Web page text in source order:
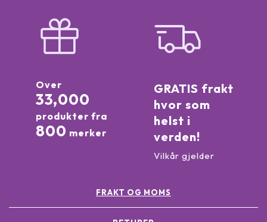
Over
33,000
produkter fra
800 merker
GRATIS frakt
hvor som
helst i
verden!
Vilkår gjelder
FRAKT OG MOMS